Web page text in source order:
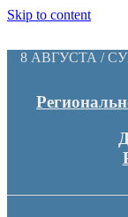
Skip to content
8 АВГУСТА /